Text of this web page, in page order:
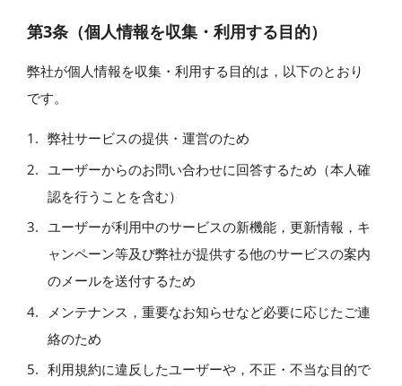
第3条（個人情報を収集・利用する目的）
弊社が個人情報を収集・利用する目的は，以下のとおり
です。
弊社サービスの提供・運営のため
ユーザーからのお問い合わせに回答するため（本人確
認を行うことを含む）
ユーザーが利用中のサービスの新機能，更新情報，キ
ャンペーン等及び弊社が提供する他のサービスの案内
のメールを送付するため
メンテナンス，重要なお知らせなど必要に応じたご連
絡のため
利用規約に違反したユーザーや，不正・不当な目的で